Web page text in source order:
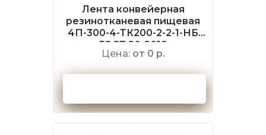
Лента конвейерная
резинотканевая пищевая
4П-300-4-ТК200-2-2-1-НБ
ГОСТ 20-2018
Цена: от 0 р.